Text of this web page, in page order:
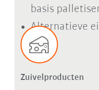
basis
Alternatieve
Zuivelproducten